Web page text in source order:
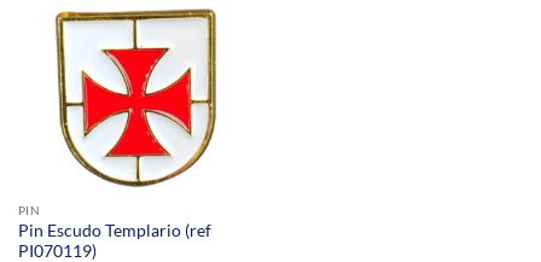
PIN
Pin Escudo Templario (ref
PI070119)